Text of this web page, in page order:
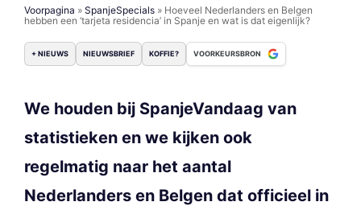
Voorpagina » SpanjeSpecials » Hoeveel Nederlanders en Belgen
hebben een ‘tarjeta residencia’ in Spanje en wat is dat eigenlijk?
+ NIEUWS NIEUWSBRIEF KOFFIE? VOORKEURSBRON
We houden bij SpanjeVandaag van
statistieken en we kijken ook
regelmatig naar het aantal
Nederlanders en Belgen dat officieel in